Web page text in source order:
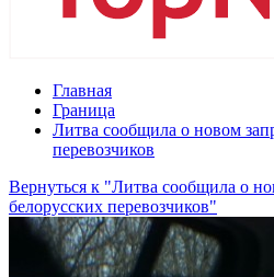
Главная
Граница
Литва сообщила о новом
перевозчиков
Вернуться к "Литва сообщила о
белорусских перевозчиков"